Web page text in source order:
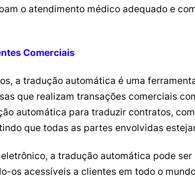
o atendimento médico adequado e
Comerciais
a tradução automática é uma
que realizam transações comerciais
automática para traduzir contratos,
que todas as partes envolvidas
a tradução automática pode
os acessíveis a clientes em todo o